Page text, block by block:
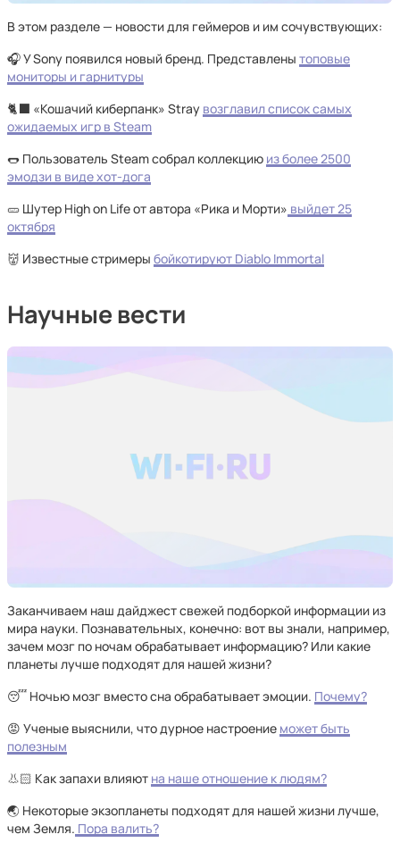
В этом разделе — новости для геймеров и им сочувствующих:
🎧 У Sony появился новый бренд. Представлены топовые
мониторы и гарнитуры
🐈‍⬛ «Кошачий киберпанк» Stray возглавил список самых
ожидаемых игр в Steam
🌭 Пользователь Steam собрал коллекцию из более 2500
эмодзи в виде хот-дога
🥒 Шутер High on Life от автора «Рика и Морти» выйдет 25
октября
👹 Известные стримеры бойкотируют Diablo Immortal
Научные вести
Заканчиваем наш дайджест свежей подборкой информации из
мира науки. Познавательных, конечно: вот вы знали, например,
зачем мозг по ночам обрабатывает информацию? Или какие
планеты лучше подходят для нашей жизни?
😴 Ночью мозг вместо сна обрабатывает эмоции. Почему?
😡 Ученые выяснили, что дурное настроение может быть
полезным
👃🏻 Как запахи влияют на наше отношение к людям?
🌏 Некоторые экзопланеты подходят для нашей жизни лучше,
чем Земля. Пора валить?